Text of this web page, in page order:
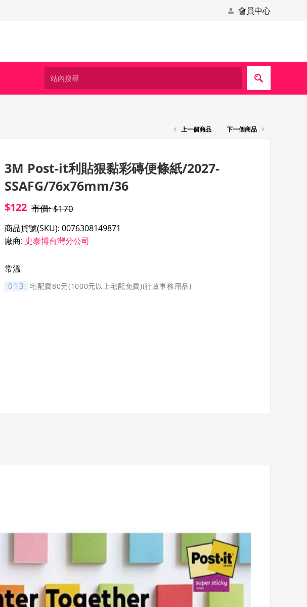
會員中心
上一個商品 下一個商品
3M Post-it利貼狠黏彩磚便條紙/2027-
SSAFG/76x76mm/36
$122 市價:$170
商品貨號(SKU): 0076308149871
廠商: 史泰博台灣分公司
常溫
013 宅配費80元(1000元以上宅配免費)(行政事務用品)